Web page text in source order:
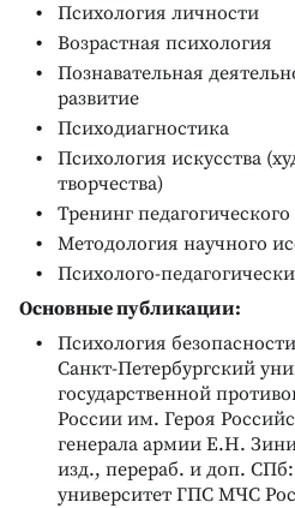
Психология личности
Возрастная психология
Познавательная
развитие
Психодиагностика
Психология искусства
творчества)
Тренинг
Методология научного
Психолого-
Основные публикации:
Психология
Санкт-Петербургский
государственной
России им. Героя
генерала армии Е.Н.
изд., перераб. и доп.
университет ГПС МЧС